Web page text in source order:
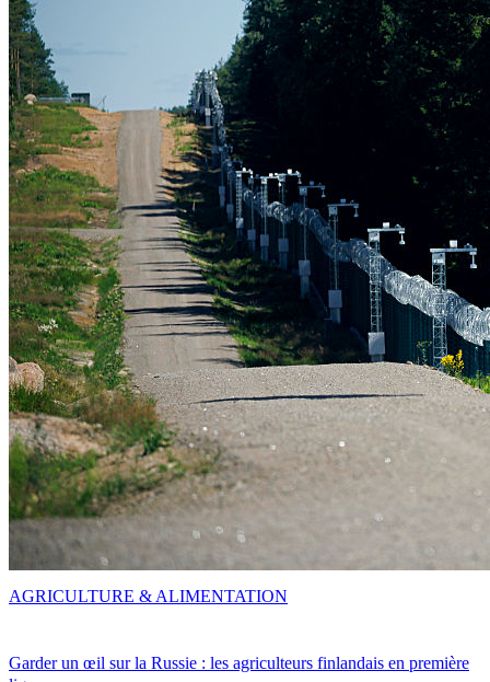
Garder un œil sur la Russie : les agriculteurs finlandais en première
AGRICULTURE & ALIMENTATION